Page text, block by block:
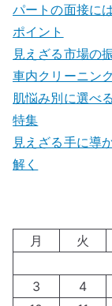
パートの面接に
ポイント
見えざる市場の
車内クリーニン
肌悩み別に選べ
特集
見えざる手に導
解く
月
火
3
4